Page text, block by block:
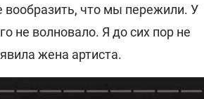
что мы пережили. У
не волновало. Я до сих пор не
жена артиста.